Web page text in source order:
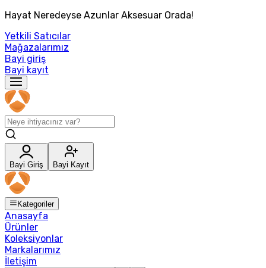
Hayat Neredeyse Azunlar Aksesuar Orada!
Yetkili Satıcılar
Mağazalarımız
Bayi giriş
Bayi kayıt
Bayi Giriş Bayi Kayıt
Kategoriler
Anasayfa
Ürünler
Koleksiyonlar
Markalarımız
İletişim